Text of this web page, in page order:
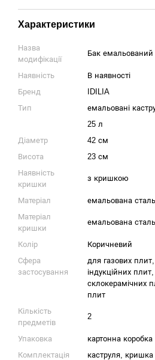
Характеристики
Назва
модифікації
Бак
Наявність
В наявності
Бренд
IDILIA
Тип
емальовані
25 л
Діаметр
42 см
Висота
23 см
Наявність
кришки
з кришкою
Матеріал
емальована сталь
Матеріал
кришки
емальована сталь
Колір
Коричневий
Сфера
застосування
для газових
індукційних
склокерамічних
плит
Кількість
предметів
2
Упаковка
картонна коробка
Комплектація
каструля, кришка